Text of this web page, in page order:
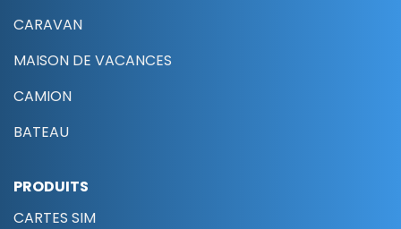
CARAVAN
MAISON DE VACANCES
CAMION
BATEAU
PRODUITS
CARTES SIM